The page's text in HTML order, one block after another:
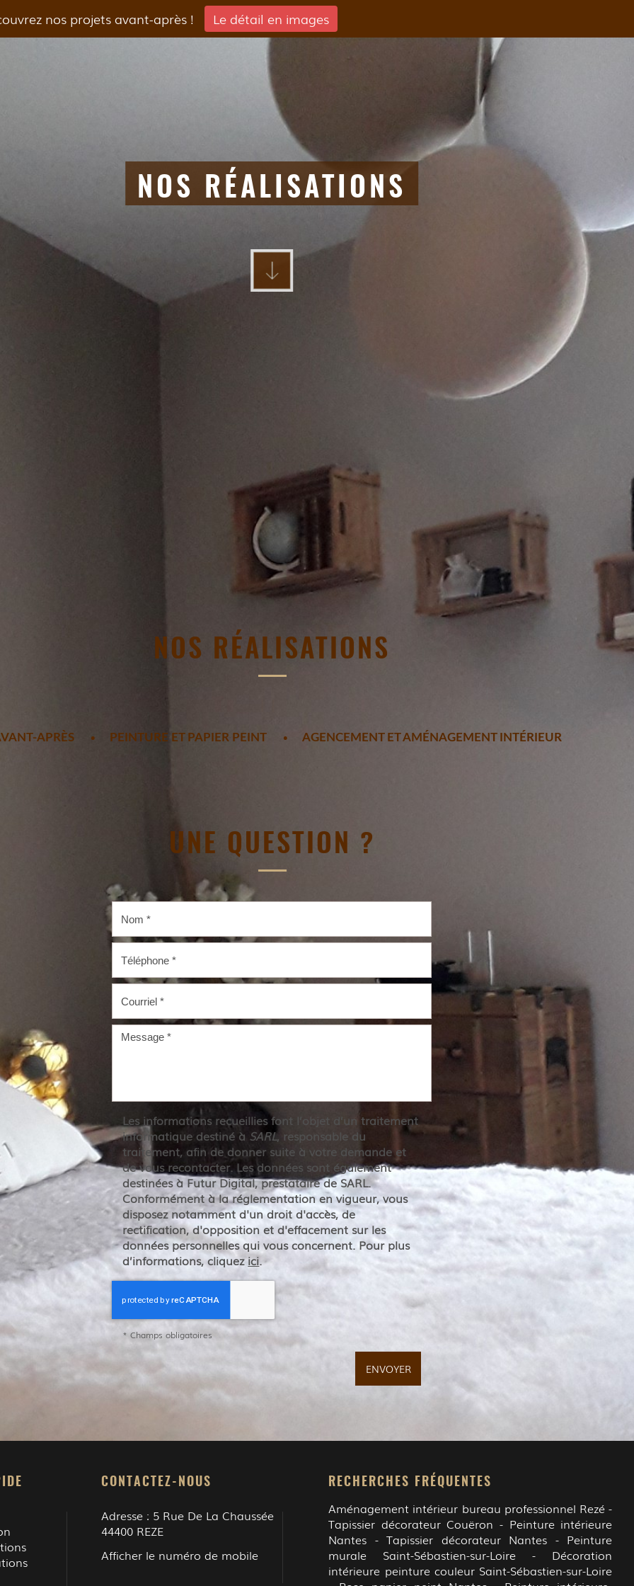
nos projets avant-après ! Le détail en images
NOS RÉALISATIONS
NOS RÉALISATIONS
APRÈS PEINTURE ET PAPIER PEINT AGENCEMENT ET AMÉNAGEMENT INTÉRIEUR
UNE QUESTION ?
Les informations recueillies font l’objet d’un traitement
informatique destiné à SARL, responsable du
traitement, afin de donner suite à votre demande et
de vous recontacter. Les données sont également
destinées à Futur Digital, prestataire de SARL.
Conformément à la réglementation en vigueur, vous
disposez notamment d'un droit d'accès, de
rectification, d'opposition et d'effacement sur les
données personnelles qui vous concernent. Pour plus
d’informations, cliquezici.
*Champs obligatoires
CONTACTEZ-NOUS
Adresse : 5 Rue De La Chaussée
44400 REZE
Afficher le numéro de mobile
RECHERCHES FRÉQUENTES
Aménagement intérieur bureau professionnel Rezé
Tapissier décorateur Couëron
Peinture intérieure
Nantes
Tapissier décorateur Nantes
Peinture
murale Saint-Sébastien-sur-Loire
Décoration
intérieure peinture couleur Saint-Sébastien-sur-Loire